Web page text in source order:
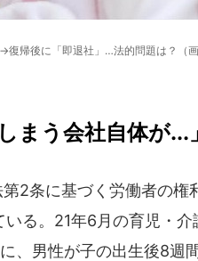
復帰後に「即退社」…法的問題は？（画
まう会社自体が...」
2条に基づく労働者の権
る。21年6月の育児・
、男性が子の出生後8週